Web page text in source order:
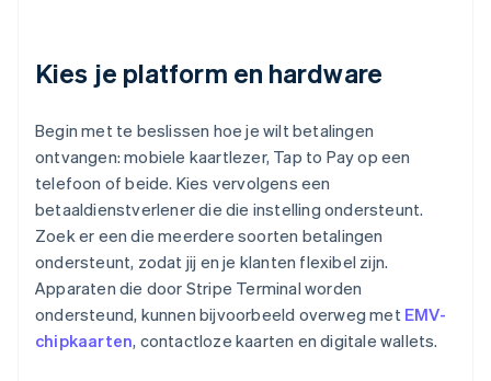
Kies je platform en hardware
Begin met te beslissen hoe je wilt betalingen
ontvangen: mobiele kaartlezer, Tap to Pay op een
telefoon of beide. Kies vervolgens een
betaaldienstverlener die die instelling ondersteunt.
Zoek er een die meerdere soorten betalingen
ondersteunt, zodat jij en je klanten flexibel zijn.
Apparaten die door Stripe Terminal worden
ondersteund, kunnen bijvoorbeeld overweg met EMV-
chipkaarten, contactloze kaarten en digitale wallets.